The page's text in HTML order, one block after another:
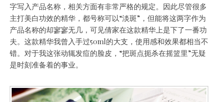
字写入产品名称，相关方面有非常严格的规定。因此尽管很多
主打美白功效的精华，都号称可以“淡斑”，但能将这两字作为
产品名称的却寥寥无几，可见倩家在这款精华上是下了一番功
夫。这款精华我曾入手过50ml的大支，使用感和效果都相当不
错。对于我这张动辄发痘的脸皮，“把斑点扼杀在摇篮里”无疑
是时刻准备着的事业。